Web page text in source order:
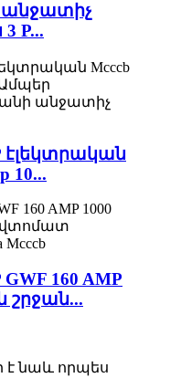
անջատիչ
P...
էլեկտրական
10...
GWF 160 AMP
շրջան...
է նաև որպես